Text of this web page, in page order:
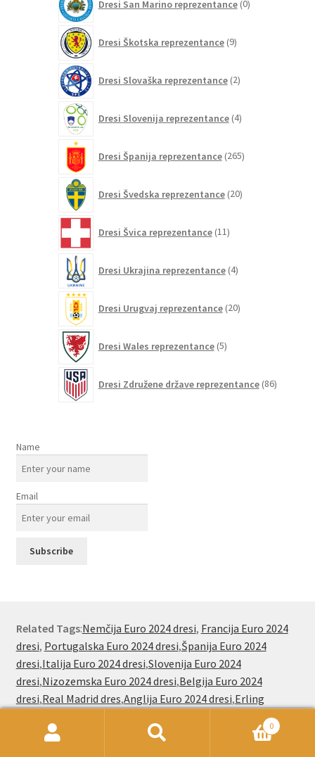
Dresi San Marino reprezentance 0izdelkov
Dresi Škotska reprezentance 9izdelkov
Dresi Slovaška reprezentance 2izdelka
Dresi Slovenija reprezentance 4izdelki
Dresi Španija reprezentance 265izdelkov
Dresi Švedska reprezentance 20izdelkov
Dresi Švica reprezentance 11izdelkov
Dresi Ukrajina reprezentance 4izdelki
Dresi Urugvaj reprezentance 20izdelkov
Dresi Wales reprezentance 5izdelkov
Dresi Združene države reprezentance 86izdelkov
Name
Email
Related Tags:Nemčija Euro 2024 dresi, Francija Euro 2024
dresi, Portugalska Euro 2024 dresi,Španija Euro 2024
dresi,Italija Euro 2024 dresi,Slovenija Euro 2024
dresi,Nizozemska Euro 2024 dresi,Belgija Euro 2024
dresi,Real Madrid dres,Anglija Euro 2024 dresi,Erling
Cristiano Ronaldo
Lionel Messi dresi Jude Bellingham dresi
Kylian
0